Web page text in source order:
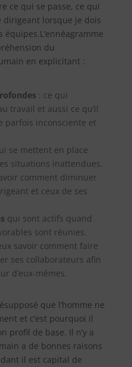
ce qui se passe, ce qui
dirigeant lorsque je dois
équipes.L’ennéagramme
du
en explicitant :
: ce qui
travail et aussi ce qu’il
parfois inconsciente et
se mettent en place
situations inattendues.
comment diminuer
et ceux de ses
qui sont actifs quand
sont réunies.
savoir comment faire
ses collaborateurs afin
d’eux-mêmes.
que l’homme ne
et c’est pourquoi il
profil de base. Il n’y a
a de bonnes raisons
il est capital de